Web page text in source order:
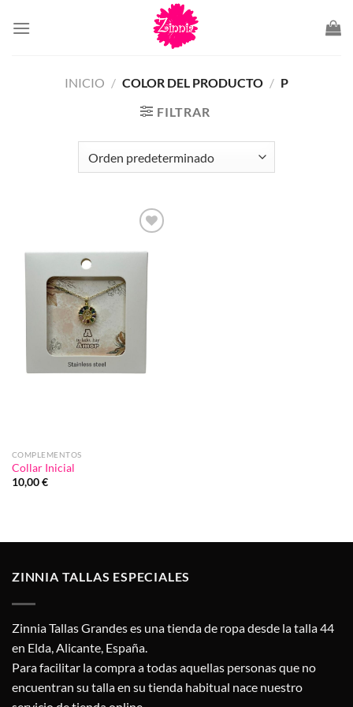
INICIO / COLOR DEL PRODUCTO / P
FILTRAR
a la
lista de
COMPLEMENTOS
Collar Inicial
10,00€
ZINNIA TALLAS ESPECIALES
Zinnia Tallas Grandes es una tienda de ropa desde la talla 44
en Elda, Alicante, España.
Para facilitar la compra a todas aquellas personas que no
encuentran su talla en su tienda habitual nace nuestro